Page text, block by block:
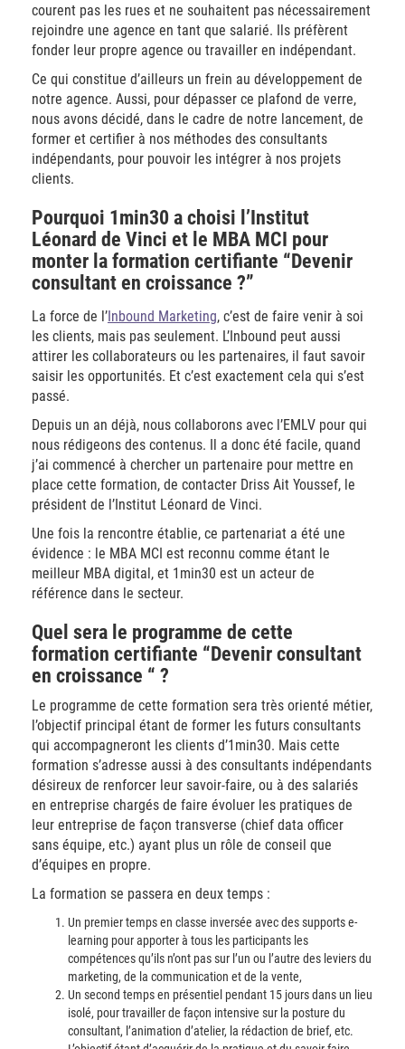
courent pas les rues et ne souhaitent pas nécessairement
rejoindre une agence en tant que salarié. Ils préfèrent
fonder leur propre agence ou travailler en indépendant.
Ce qui constitue d’ailleurs un frein au développement de
notre agence. Aussi, pour dépasser ce plafond de verre,
nous avons décidé, dans le cadre de notre lancement, de
former et certifier à nos méthodes des consultants
indépendants, pour pouvoir les intégrer à nos projets
clients.
Pourquoi 1min30 a choisi l’Institut
Léonard de Vinci et le MBA MCI pour
monter la formation certifiante “Devenir
consultant en croissance ?”
La force de l’Inbound Marketing, c’est de faire venir à soi
les clients, mais pas seulement. L’Inbound peut aussi
attirer les collaborateurs ou les partenaires, il faut savoir
saisir les opportunités. Et c’est exactement cela qui s’est
passé.
Depuis un an déjà, nous collaborons avec l’EMLV pour qui
nous rédigeons des contenus. Il a donc été facile, quand
j’ai commencé à chercher un partenaire pour mettre en
place cette formation, de contacter Driss Ait Youssef, le
président de l’Institut Léonard de Vinci.
Une fois la rencontre établie, ce partenariat a été une
évidence : le MBA MCI est reconnu comme étant le
meilleur MBA digital, et 1min30 est un acteur de
référence dans le secteur.
Quel sera le programme de cette
formation certifiante “Devenir consultant
en croissance “ ?
Le programme de cette formation sera très orienté métier,
l’objectif principal étant de former les futurs consultants
qui accompagneront les clients d’1min30. Mais cette
formation s’adresse aussi à des consultants indépendants
désireux de renforcer leur savoir-faire, ou à des salariés
en entreprise chargés de faire évoluer les pratiques de
leur entreprise de façon transverse (chief data officer
sans équipe, etc.) ayant plus un rôle de conseil que
d’équipes en propre.
La formation se passera en deux temps :
Un premier temps en classe inversée avec des supports e-
learning pour apporter à tous les participants les
compétences qu’ils n’ont pas sur l’un ou l’autre des leviers du
marketing, de la communication et de la vente,
Un second temps en présentiel pendant 15 jours dans un lieu
isolé, pour travailler de façon intensive sur la posture du
consultant, l’animation d’atelier, la rédaction de brief, etc.